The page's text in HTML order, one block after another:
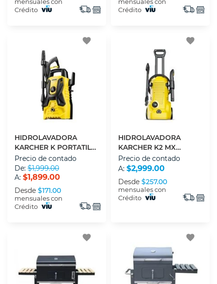
mensuales con
Crédito
mensuales con
Crédito
favorite
HIDROLAVADORA
KARCHER K PORTATIL
1.994-383.0 1500 PSI
Precio de contado
De: $1,999.00
A: $1,899.00
Desde $171.00
mensuales con
Crédito
favorite
HIDROLAVADORA
KARCHER K2 MX
PREMIUM 1.602-511.0 1600
PSI
Precio de contado
A: $2,999.00
Desde $257.00
mensuales con
Crédito
favorite favorite